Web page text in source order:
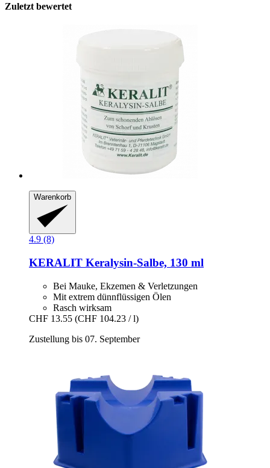
Zuletzt bewertet
Warenkorb
4.9 (8)
KERALIT Keralysin-​Salbe, 130 ml
Bei Mauke, Ekzemen & Verletzungen
Mit extrem dünnflüssigen Ölen
Rasch wirksam
CHF 13.55 (CHF 104.23 / l)
Zustellung bis 07. September